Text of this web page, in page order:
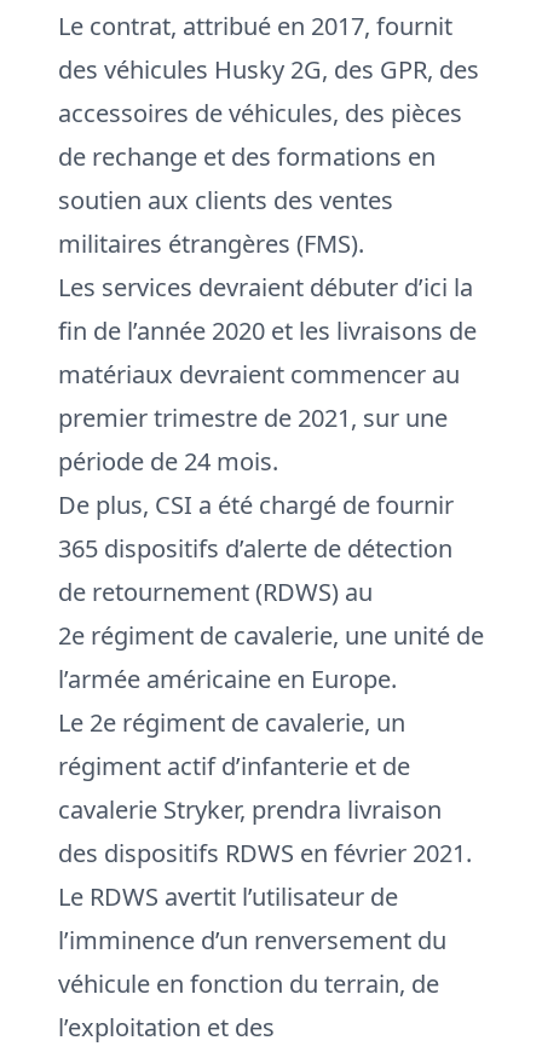
Le contrat, attribué en 2017, fournit
des véhicules Husky 2G, des GPR, des
accessoires de véhicules, des pièces
de rechange et des formations en
soutien aux clients des ventes
militaires étrangères (FMS).
Les services devraient débuter d’ici la
fin de l’année 2020 et les livraisons de
matériaux devraient commencer au
premier trimestre de 2021, sur une
période de 24 mois.
De plus, CSI a été chargé de fournir
365 dispositifs d’alerte de détection
de retournement (RDWS) au
2e régiment de cavalerie, une unité de
l’armée américaine en Europe.
Le 2e régiment de cavalerie, un
régiment actif d’infanterie et de
cavalerie Stryker, prendra livraison
des dispositifs RDWS en février 2021.
Le RDWS avertit l’utilisateur de
l’imminence d’un renversement du
véhicule en fonction du terrain, de
l’exploitation et des